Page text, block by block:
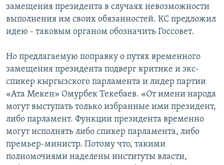
замещения президента в случаях невозможности
выполнения им своих обязанностей. КС предложил
идею - таковым органом обозначить Госсовет.
Но предлагаемую поправку о путях временного
замещения президента подверг критике и экс-
спикер кыргызского парламента и лидер партии
«Ата Мекен» Омурбек Текебаев. «От имени народа
могут выступать только избранные ими президент,
либо парламент. Функции президента временно
могут исполнять либо спикер парламента, либо
премьер-министр. Потому что, такими
полномочиями наделены институты власти,